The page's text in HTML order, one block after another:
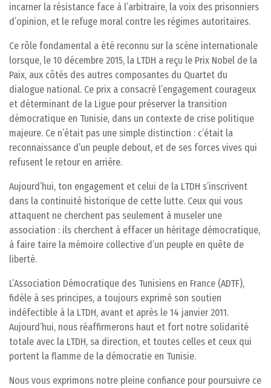
incarner la résistance face à l’arbitraire, la voix des prisonniers
d’opinion, et le refuge moral contre les régimes autoritaires.
Ce rôle fondamental a été reconnu sur la scène internationale
lorsque, le 10 décembre 2015, la LTDH a reçu le Prix Nobel de la
Paix, aux côtés des autres composantes du Quartet du
dialogue national. Ce prix a consacré l’engagement courageux
et déterminant de la Ligue pour préserver la transition
démocratique en Tunisie, dans un contexte de crise politique
majeure. Ce n’était pas une simple distinction : c’était la
reconnaissance d’un peuple debout, et de ses forces vives qui
refusent le retour en arrière.
Aujourd’hui, ton engagement et celui de la LTDH s’inscrivent
dans la continuité historique de cette lutte. Ceux qui vous
attaquent ne cherchent pas seulement à museler une
association : ils cherchent à effacer un héritage démocratique,
à faire taire la mémoire collective d’un peuple en quête de
liberté.
L’Association Démocratique des Tunisiens en France (ADTF),
fidèle à ses principes, a toujours exprimé son soutien
indéfectible à la LTDH, avant et après le 14 janvier 2011.
Aujourd’hui, nous réaffirmerons haut et fort notre solidarité
totale avec la LTDH, sa direction, et toutes celles et ceux qui
portent la flamme de la démocratie en Tunisie.
Nous vous exprimons notre pleine confiance pour poursuivre ce